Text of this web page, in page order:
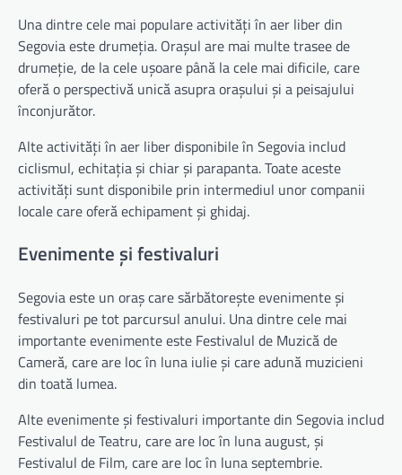
Una dintre cele mai populare activități în aer liber din
Segovia este drumeția. Orașul are mai multe trasee de
drumeție, de la cele ușoare până la cele mai dificile, care
oferă o perspectivă unică asupra orașului și a peisajului
înconjurător.
Alte activități în aer liber disponibile în Segovia includ
ciclismul, echitația și chiar și parapanta. Toate aceste
activități sunt disponibile prin intermediul unor companii
locale care oferă echipament și ghidaj.
Evenimente și festivaluri
Segovia este un oraș care sărbătorește evenimente și
festivaluri pe tot parcursul anului. Una dintre cele mai
importante evenimente este Festivalul de Muzică de
Cameră, care are loc în luna iulie și care adună muzicieni
din toată lumea.
Alte evenimente și festivaluri importante din Segovia includ
Festivalul de Teatru, care are loc în luna august, și
Festivalul de Film, care are loc în luna septembrie.